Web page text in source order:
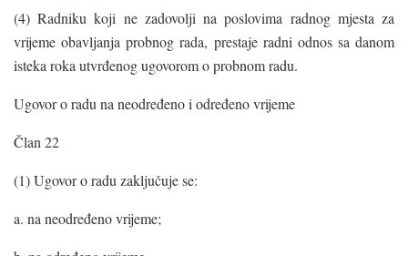
(4) Radniku koji ne zadovolji na poslovima radnog mjesta za
vrijeme obavljanja probnog rada, prestaje radni odnos sa danom
isteka roka utvrđenog ugovorom o probnom radu.
Ugovor o radu na neodređeno i određeno vrijeme
Član 22
(1) Ugovor o radu zaključuje se:
a. na neodređeno vrijeme;